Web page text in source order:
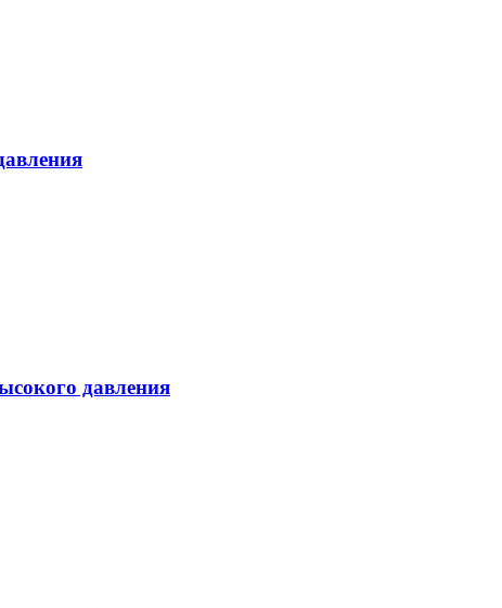
давления